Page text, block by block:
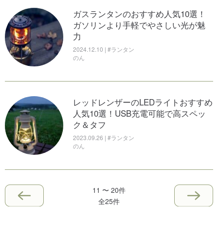
ガスランタンのおすすめ人気10選！
ガソリンより手軽でやさしい光が魅
力
2024.12.10 | #ランタン
のん
レッドレンザーのLEDライトおすすめ
人気10選！USB充電可能で高スペッ
ク＆タフ
2023.09.26 | #ランタン
のん
11 〜 20件
全25件